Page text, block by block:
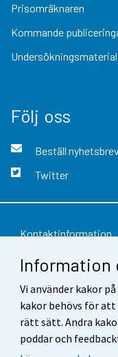
Information
Vi använder kakor
kakor behövs för
rätt sätt. Andra
poddar och
Prisomräknaren
Kommande
Undersökningsmaterial
Följ oss
Beställ nyhetsbrev
Twitter
Kontaktinformation
Respons
Användarvillkor
Dataskydd
Tillgänglighet